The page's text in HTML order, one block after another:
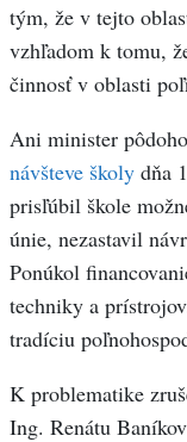
tým, že v tejto
vzhľadom k tomu,
činnosť v oblasti
Ani minister
návšteve školy dňa
prisľúbil škole
únie, nezastavil
Ponúkol
techniky a
tradíciu
K problematike
Ing. Renátu